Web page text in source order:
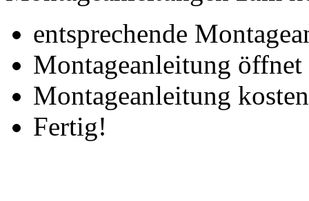
entsprechende
Montageanleitung öffnet
Montageanleitung
Fertig!